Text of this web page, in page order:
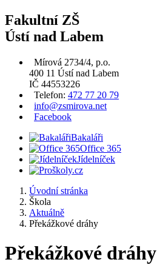
Fakultní ZŠ
Ústí nad Labem
Mírová 2734/4, p.o.
400 11 Ústí nad Labem
IČ 44553226
Telefon: 472 77 20 79
info@zsmirova.net
Facebook
Bakaláři
Office 365
Jídelníček
Úvodní stránka
Škola
Aktuálně
Překážkové dráhy
Překážkové dráhy